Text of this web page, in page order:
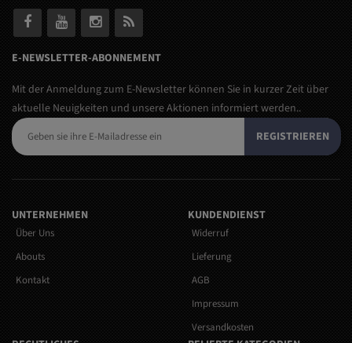
E-NEWSLETTER-ABONNEMENT
Mit der Anmeldung zum E-Newsletter können Sie in kurzer Zeit über
aktuelle Neuigkeiten und unsere Aktionen informiert werden..
REGISTRIEREN
UNTERNEHMEN
Über Uns
Abouts
Kontakt
KUNDENDIENST
Widerruf
Lieferung
AGB
Impressum
Versandkosten